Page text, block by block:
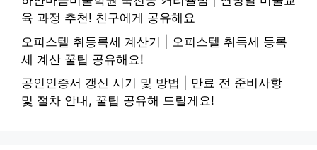
육 과정 추천! 친구에게 공유해요
오피스텔 취등록세 계산기 | 오피스텔 취득세 등록
세 계산 꿀팁 공유해요!
공인인증서 갱신 시기 및 방법 | 만료 전 준비사항
및 절차 안내, 꿀팁 공유해 드릴게요!